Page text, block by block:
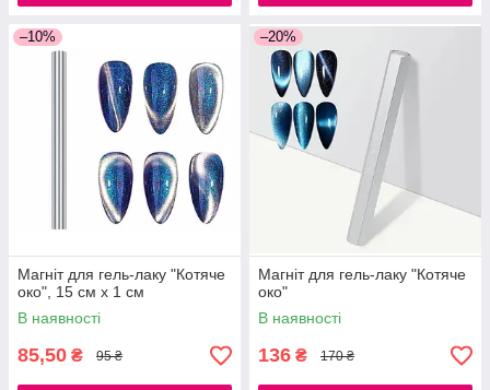
–10%
Магніт для гель-лаку "Котяче
око", 15 см х 1 см
В наявності
85,50 ₴ 95 ₴
–20%
Магніт для гель-лаку "Котяче
око"
В наявності
136 ₴ 170 ₴